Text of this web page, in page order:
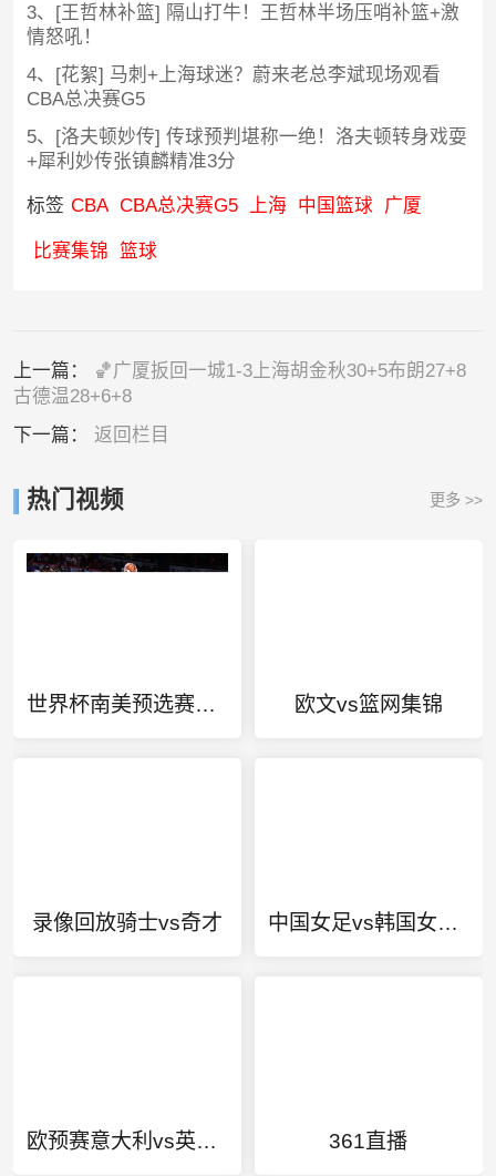
3、[王哲林补篮] 隔山打牛！王哲林半场压哨补篮+激
情怒吼！
4、[花絮] 马刺+上海球迷？蔚来老总李斌现场观看
CBA总决赛G5
5、[洛夫顿妙传] 传球预判堪称一绝！洛夫顿转身戏耍
+犀利妙传张镇麟精准3分
标签 CBA CBA总决赛G5 上海 中国篮球 广厦
比赛集锦 篮球
上一篇：
🏀广厦扳回一城1-3上海胡金秋30+5布朗27+8
古德温28+6+8
下一篇： 返回栏目
热门视频 更多 >>
世界杯南美预选赛巴西秘鲁 欧文vs篮网集锦
录像回放骑士vs奇才 中国女足vs韩国女足直播
欧预赛意大利vs英格兰 361直播